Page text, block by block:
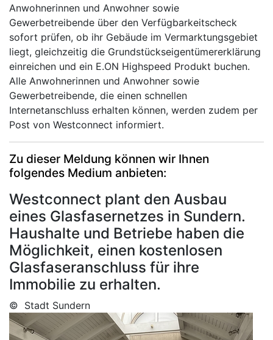
Anwohnerinnen und Anwohner sowie
Gewerbetreibende über den Verfügbarkeitscheck
sofort prüfen, ob ihr Gebäude im Vermarktungsgebiet
liegt, gleichzeitig die Grundstückseigentümererklärung
einreichen und ein E.ON Highspeed Produkt buchen.
Alle Anwohnerinnen und Anwohner sowie
Gewerbetreibende, die einen schnellen
Internetanschluss erhalten können, werden zudem per
Post von Westconnect informiert.
Zu dieser Meldung können wir Ihnen
folgendes Medium anbieten:
Westconnect plant den Ausbau
eines Glasfasernetzes in Sundern.
Haushalte und Betriebe haben die
Möglichkeit, einen kostenlosen
Glasfaseranschluss für ihre
Immobilie zu erhalten.
© Stadt Sundern